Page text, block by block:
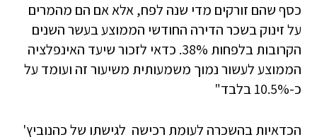
כסף שהם זורקים מדי שנה לפח, אלא אם הם מהמרים
על זינוק בשכר הדירה החודשי הממוצע בעשר השנים
הקרובות בלפחות 38%. כדאי לזכור שיעד האינפלציה
הממוצע לעשור נמוך משמעותית משיעור זה ועומד על
כ-10.5% בלבד"
הכדאיות בהשכרה לעומת רכישה לגישתו של כהנוביץ'